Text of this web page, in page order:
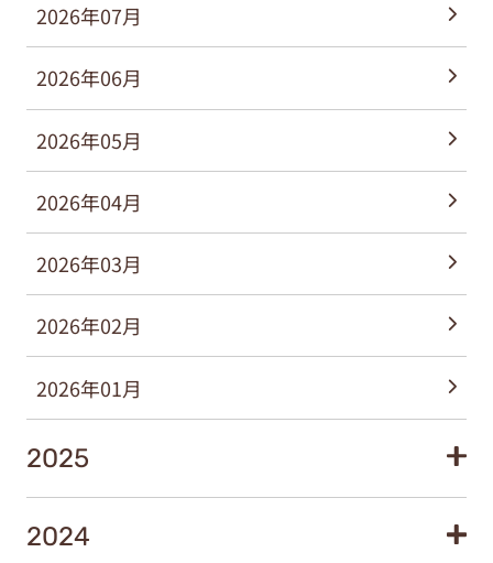
2026年07月
2026年06月
2026年05月
2026年04月
2026年03月
2026年02月
2026年01月
2025
2024